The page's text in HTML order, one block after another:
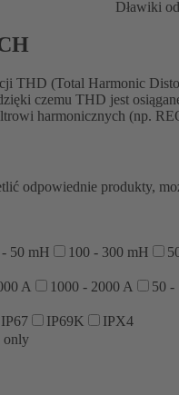
Dławiki
THD (Total Harmonic
czemu THD jest
harmonicznych (np.
odpowiednie produkty,
- 50 mH 100 - 300 mH
A 1000 - 2000 A
50 -
IP67 IP69K
IPX4
only